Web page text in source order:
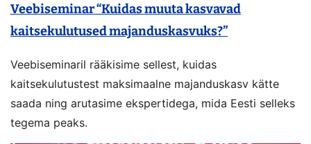
Veebiseminar “Kuidas muuta kasvavad
kaitsekulutused majanduskasvuks?”
Veebiseminaril rääkisime sellest, kuidas
kaitsekulutustest maksimaalne majanduskasv kätte
saada ning arutasime ekspertidega, mida Eesti selleks
tegema peaks.